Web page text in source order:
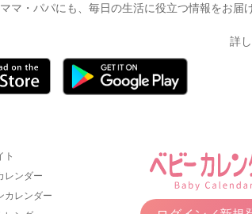
マ・パパにも、毎日の生活に役立つ情報をお届
詳
ト
レンダー
カレンダー